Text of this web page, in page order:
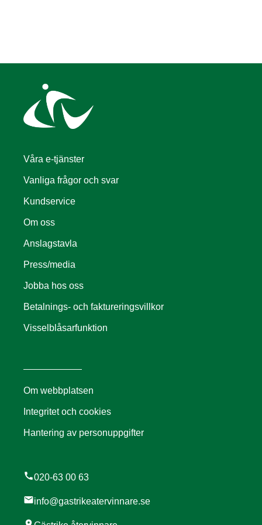
Våra e-tjänster
Vanliga frågor och svar
Kundservice
Om oss
Anslagstavla
Press/media
Jobba hos oss
Betalnings- och faktureringsvillkor
Visselblåsarfunktion
Om webbplatsen
Integritet och cookies
Hantering av personuppgifter
call020-63 00 63
mailinfo@gastrikeatervinnare.se